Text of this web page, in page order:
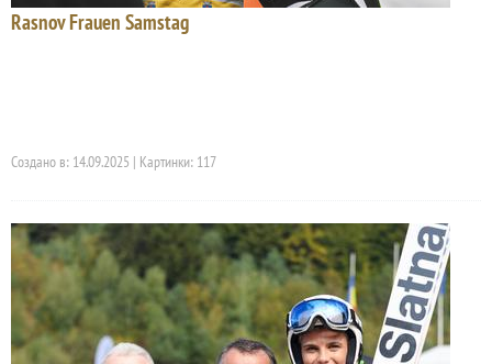
Rasnov Frauen Samstag
Создано в: 14.09.2025 | Картинки: 117